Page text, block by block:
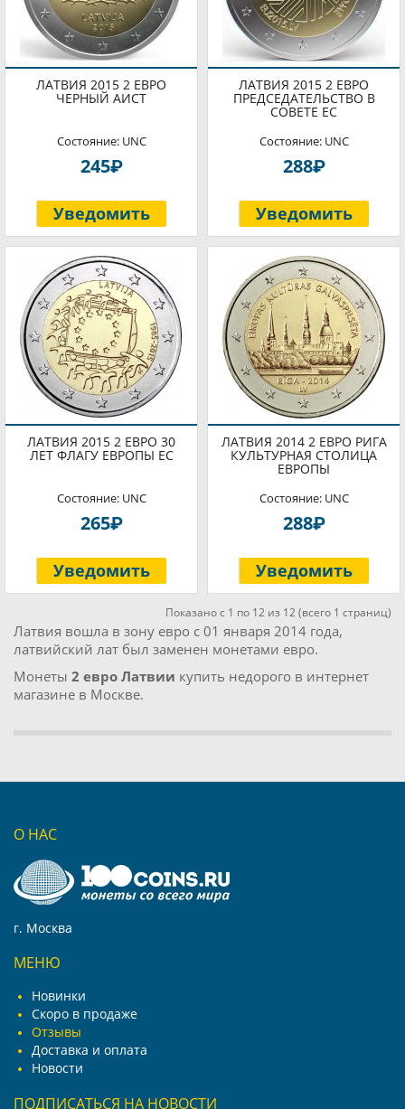
ЛАТВИЯ 2015 2 ЕВРО
ЧЕРНЫЙ АИСТ
Состояние: UNC
245P
Уведомить
ЛАТВИЯ 2015 2 ЕВРО
ПРЕДСЕДАТЕЛЬСТВО В
СОВЕТЕ ЕС
Состояние: UNC
288P
Уведомить
ЛАТВИЯ 2015 2 ЕВРО 30
ЛЕТ ФЛАГУ ЕВРОПЫ ЕС
Состояние: UNC
265P
Уведомить
ЛАТВИЯ 2014 2 ЕВРО РИГА
КУЛЬТУРНАЯ СТОЛИЦА
ЕВРОПЫ
Состояние: UNC
288P
Уведомить
Показано с 1 по 12 из 12 (всего 1 страниц)
Латвия вошла в зону евро с 01 января 2014 года,
латвийский лат был заменен монетами евро.
Монеты 2 евро Латвии купить недорого в интернет
магазине в Москве.
О НАС
г. Москва
МЕНЮ
Новинки
Скоро в продаже
Отзывы
Доставка и оплата
Новости
ПОДПИСАТЬСЯ НА НОВОСТИ